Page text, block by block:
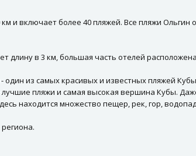
км и включает более 40 пляжей. Все пляжи
длину в 3 км, большая часть отелей
из самых красивых и известных пляжей
пляжи и самая высокая вершина Кубы.
находится множество пещер, рек, гор,